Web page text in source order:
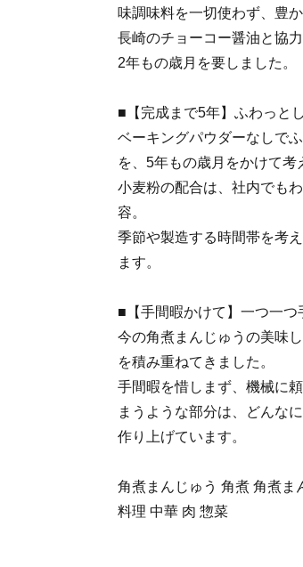
味調味料を一切使わず、豊
長崎のチョーコー醤油と協
2年もの歳月を要しました。
■【完成まで5年】ふわっと
ベーキングパウダーなしで
を、5年もの歳月をかけて考
小麦粉の配合は、社内でも
容。
季節や製造する時間帯を考
ます。
■【手間暇かけて】一つ一つ
今の角煮まんじゅうの美味
を積み重ねてきました。
手間暇を惜しまず、機械に
まうような部分は、どんな
作り上げています。
角煮まんじゅう 角煮 角煮ま
料理 中華 肉 惣菜